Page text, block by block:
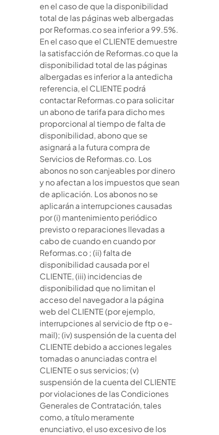
en el caso de que la disponibilidad
total de las páginas web albergadas
por Reformas.co sea inferior a 99.5%.
En el caso que el CLIENTE demuestre
la satisfacción de Reformas.co que la
disponibilidad total de las páginas
albergadas es inferior a la antedicha
referencia, el CLIENTE podrá
contactar Reformas.co para solicitar
un abono de tarifa para dicho mes
proporcional al tiempo de falta de
disponibilidad, abono que se
asignará a la futura compra de
Servicios de Reformas.co. Los
abonos no son canjeables por dinero
y no afectan a los impuestos que sean
de aplicación. Los abonos no se
aplicarán a interrupciones causadas
por (i) mantenimiento periódico
previsto o reparaciones llevadas a
cabo de cuando en cuando por
Reformas.co ; (ii) falta de
disponibilidad causada por el
CLIENTE, (iii) incidencias de
disponibilidad que no limitan el
acceso del navegador a la página
web del CLIENTE (por ejemplo,
interrupciones al servicio de ftp o e-
mail); (iv) suspensión de la cuenta del
CLIENTE debido a acciones legales
tomadas o anunciadas contra el
CLIENTE o sus servicios; (v)
suspensión de la cuenta del CLIENTE
por violaciones de las Condiciones
Generales de Contratación, tales
como, a título meramente
enunciativo, el uso excesivo de los